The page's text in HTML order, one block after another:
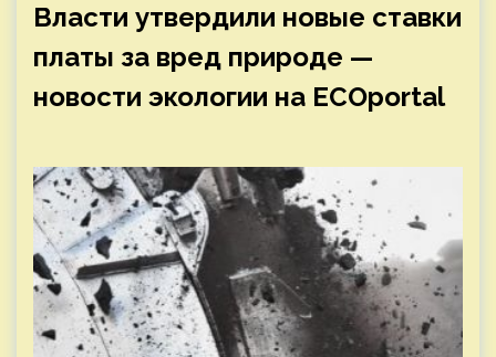
Власти утвердили новые ставки
платы за вред природе —
новости экологии на ECOportal